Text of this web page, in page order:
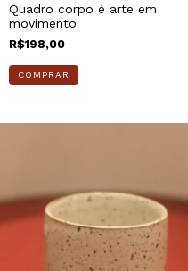
Quadro corpo é arte em
movimento
R$198,00